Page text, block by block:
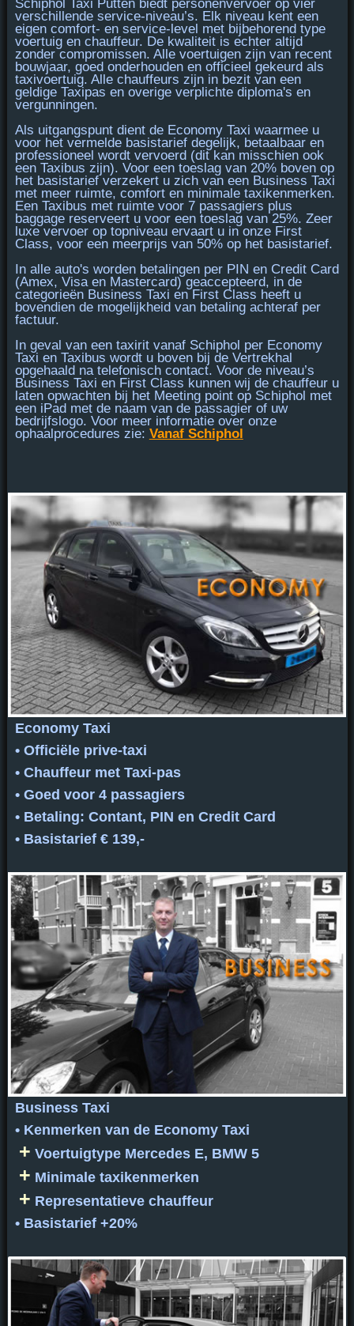
Schiphol Taxi Putten biedt personenvervoer op vier
verschillende service-niveau’s. Elk niveau kent een
eigen comfort- en service-level met bijbehorend type
voertuig en chauffeur. De kwaliteit is echter altijd
zonder compromissen. Alle voertuigen zijn van recent
bouwjaar, goed onderhouden en officieel gekeurd als
taxivoertuig. Alle chauffeurs zijn in bezit van een
geldige Taxipas en overige verplichte diploma's en
vergunningen.
Als uitgangspunt dient de Economy Taxi waarmee u
voor het vermelde basistarief degelijk, betaalbaar en
professioneel wordt vervoerd (dit kan misschien ook
een Taxibus zijn). Voor een toeslag van 20% boven op
het basistarief verzekert u zich van een Business Taxi
met meer ruimte, comfort en minimale taxikenmerken.
Een Taxibus met ruimte voor 7 passagiers plus
baggage reserveert u voor een toeslag van 25%. Zeer
luxe vervoer op topniveau ervaart u in onze First
Class, voor een meerprijs van 50% op het basistarief.
In alle auto's worden betalingen per PIN en Credit Card
(Amex, Visa en Mastercard) geaccepteerd, in de
categorieën Business Taxi en First Class heeft u
bovendien de mogelijkheid van betaling achteraf per
factuur.
In geval van een taxirit vanaf Schiphol per Economy
Taxi en Taxibus wordt u boven bij de Vertrekhal
opgehaald na telefonisch contact. Voor de niveau’s
Business Taxi en First Class kunnen wij de chauffeur u
laten opwachten bij het Meeting pointop Schiphol met
een iPad met de naam van de passagier of uw
bedrijfslogo. Voor meer informatie over onze
ophaalprocedures zie: Vanaf Schiphol
Economy Taxi
• Officiële prive-taxi
• Chauffeur met Taxi-pas
• Goed voor 4 passagiers
• Betaling: Contant, PIN en Credit Card
• Basistarief € 139,-
Business Taxi
• Kenmerken van de Economy Taxi
+ Voertuigtype Mercedes E, BMW 5
+ Minimale taxikenmerken
+ Representatieve chauffeur
• Basistarief +20%